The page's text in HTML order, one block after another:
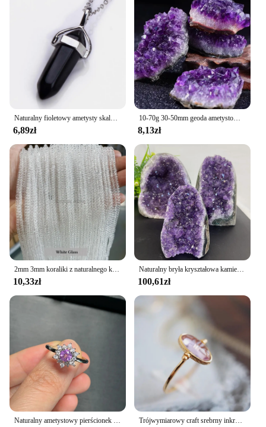
Naturalny fioletowy ametysty skalny różany kryształ kwarcowy sześciokątny uzdrowienie Chakra punkt wahadła kamień wisiorek naszyjnik dla kobiet dziewcząt
6,89zł
10-70g 30-50mm geoda ametystowa naturalny kryształowy kamień kwarcowy różdżka punkt energii uzdrowienie kamień mineralny Rock Home Decor Geode
8,13zł
2mm 3mm koraliki z naturalnego kamienia różowe ametysty kwarcowe agat małe koraliki do tworzenia biżuterii paciorki DIY bransoletka naszyjnik akcesoria
10,33zł
Naturalny bryła kryształowa kamień ametystowy geoda surowy kwarc minerały prawdziwy uruggaj dekoracja domu duchowa czakra Reiki
100,61zł
Naturalny ametystowy pierścionek z kamieniem Kobiece ręcznie robione pierścionki Biżuteria dla kobiet Prezent Fioletowy kwiat Trójwymiarowy craft srebrny inkrustowany ametyst owalny odwróć hollow regulowany pierścień słodki sen panie biżuteria akcesoria ślubne